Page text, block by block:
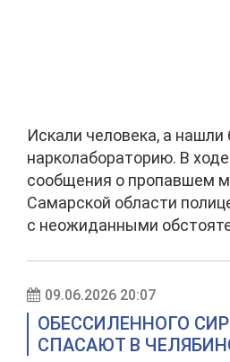
Искали человека, а
нарколабораторию. В
сообщения о пропавшем
Самарской области
с неожиданными
09.06.2026 20:07
ОБЕССИЛЕННОГО
СПАСАЮТ В